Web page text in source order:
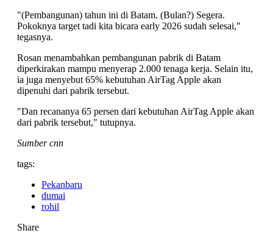
"(Pembangunan) tahun ini di Batam. (Bulan?) Segera.
Pokoknya target tadi kita bicara early 2026 sudah selesai,"
tegasnya.
Rosan menambahkan pembangunan pabrik di Batam
diperkirakan mampu menyerap 2.000 tenaga kerja. Selain itu,
ia juga menyebut 65% kebutuhan AirTag Apple akan
dipenuhi dari pabrik tersebut.
"Dan recananya 65 persen dari kebutuhan AirTag Apple akan
dari pabrik tersebut," tutupnya.
Sumber cnn
tags:
Pekanbaru
dumai
rohil
Share